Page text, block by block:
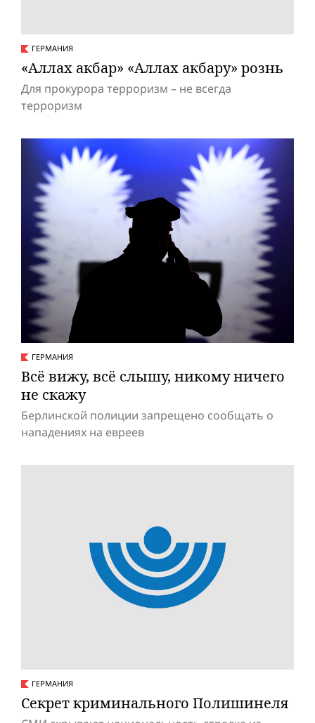
ГЕРМАНИЯ
«Аллах акбар» «Аллах акбару» рознь
Для прокурора терроризм – не всегда
терроризм
ГЕРМАНИЯ
Всё вижу, всё слышу, никому ничего
не скажу
Берлинской полиции запрещено сообщать о
нападениях на евреев
ГЕРМАНИЯ
Секрет криминального Полишинеля